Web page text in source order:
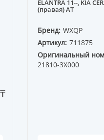
ELANTRA 11--, KIA
(правая) АТ
Бренд: WXQP
Артикул: 711875
Оригинальный
21810-3X000